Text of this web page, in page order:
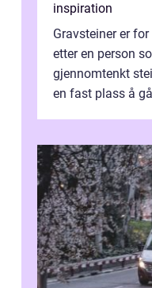
inspiration
Gravsteiner er
etter en person
gjennomtenkt
en fast plass å